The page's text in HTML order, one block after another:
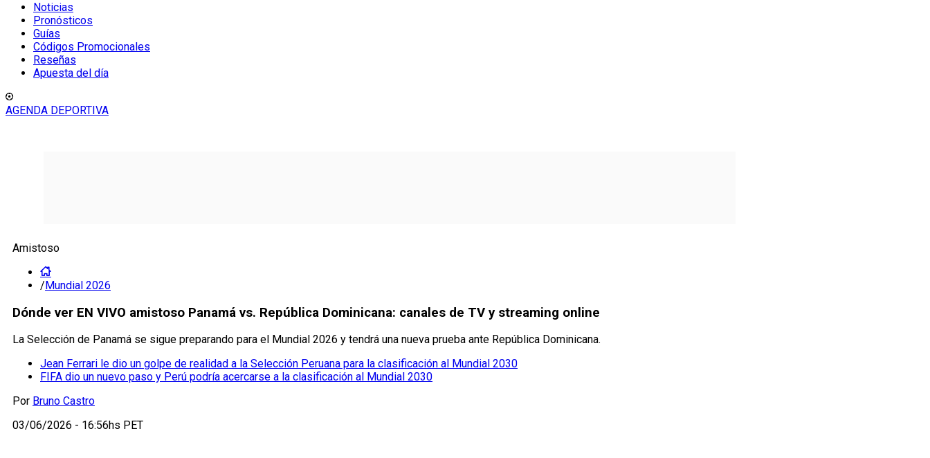
Noticias
Pronósticos
Guías
Códigos Promocionales
Reseñas
Apuesta del día
AGENDA DEPORTIVA
Amistoso
/Mundial 2026
Dónde ver EN VIVO amistoso Panamá vs. República Dominicana: canales de TV y streaming online
La Selección de Panamá se sigue preparando para el Mundial 2026 y tendrá una nueva prueba ante República Dominicana.
Jean Ferrari le dio un golpe de realidad a la Selección Peruana para la clasificación al Mundial 2030
FIFA dio un nuevo paso y Perú podría acercarse a la clasificación al Mundial 2030
Por Bruno Castro
03/06/2026 - 16:56hs PET